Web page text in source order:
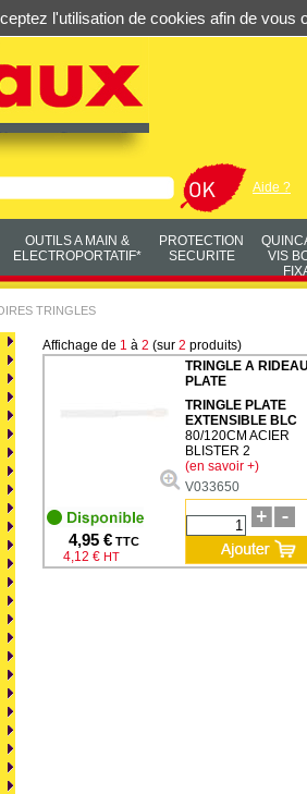
Aide ?
OUTILS A MAIN &
ELECTROPORTATIF*
PROTECTION
SECURITE
VIS
TRINGLES
Affichage de 1 à 2 (sur 2 produits)
4,95 € TTC
4,12 € HT
TRINGLE A RIDEAU
PLATE
TRINGLE PLATE
EXTENSIBLE BLC
80/120CM ACIER
BLISTER 2
(en savoir +)
V033650
l'utilisation de cookies afin de